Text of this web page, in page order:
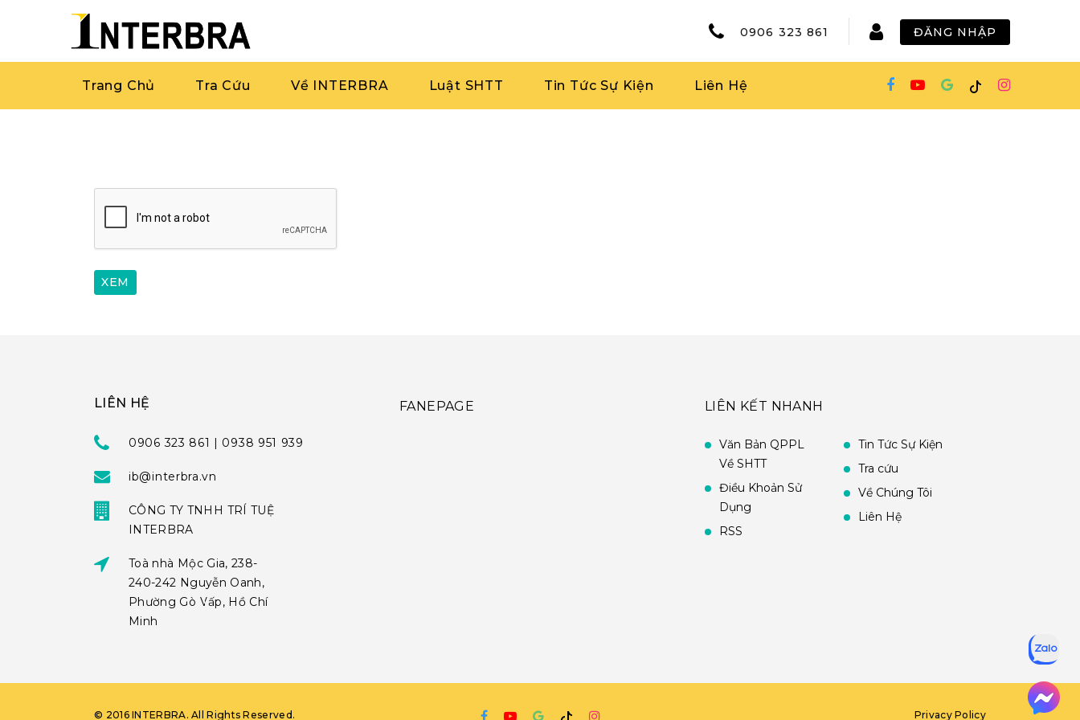
0906 323 861 ĐĂNG NHẬP
Trang Chủ Tra Cứu Về INTERBRA Luật SHTT Tin Tức Sự Kiện Liên Hệ
LIÊN HỆ
0906 323 861 | 0938 951 939
ib@interbra.vn
CÔNG TY TNHH TRÍ TUỆ
INTERBRA
Toà nhà Mộc Gia, 238-
240-242 Nguyễn Oanh,
Phường Gò Vấp, Hồ Chí
Minh
FANEPAGE LIÊN KẾT NHANH
Văn Bản QPPL
Về SHTT
Điều Khoản Sử
Dụng
RSS
Tin Tức Sự Kiện
Tra cứu
Về Chúng Tôi
Liên Hệ
© 2016 INTERBRA. All Rights Reserved. Privacy Policy